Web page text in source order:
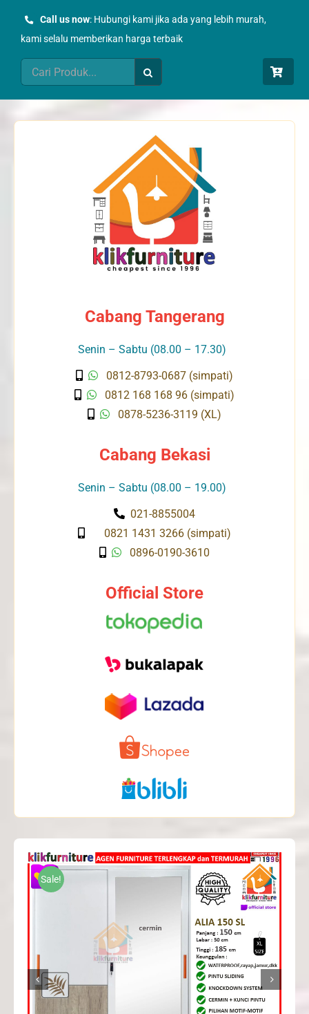
Call us now: Hubungi kami jika ada yang lebih murah,
kami selalu memberikan harga terbaik
Search
for:
Cabang Tangerang
Senin – Sabtu (08.00 – 17.30)
0812-8793-0687 (simpati)
0812 168 168 96 (simpati)
0878-5236-3119 (XL)
Cabang Bekasi
Senin – Sabtu (08.00 – 19.00)
021-8855004
0821 1431 3266 (simpati)
0896-0190-3610
Official Store
Sale!
 